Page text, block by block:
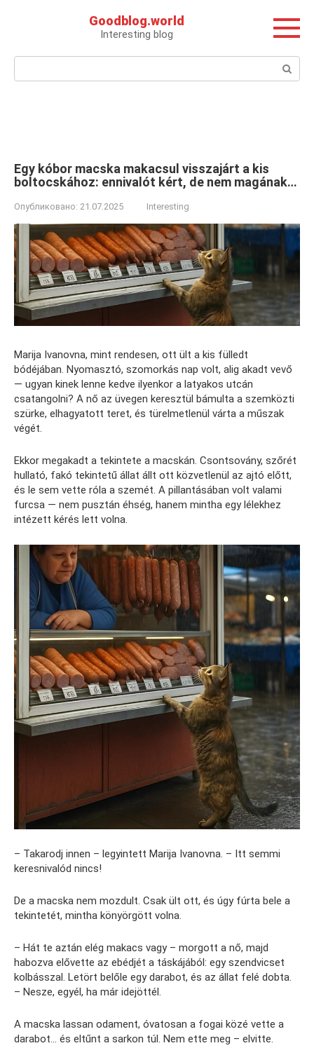
Goodblog.world
Interesting blog
Поиск:
Egy kóbor macska makacsul visszajárt a kis
boltocskához: ennivalót kért, de nem magának…
Опубликовано: 21.07.2025 Interesting
Marija Ivanovna, mint rendesen, ott ült a kis fülledt
bódéjában. Nyomasztó, szomorkás nap volt, alig akadt vevő
— ugyan kinek lenne kedve ilyenkor a latyakos utcán
csatangolni? A nő az üvegen keresztül bámulta a szemközti
szürke, elhagyatott teret, és türelmetlenül várta a műszak
végét.
Ekkor megakadt a tekintete a macskán. Csontsovány, szőrét
hullató, fakó tekintetű állat állt ott közvetlenül az ajtó előtt,
és le sem vette róla a szemét. A pillantásában volt valami
furcsa — nem pusztán éhség, hanem mintha egy lélekhez
intézett kérés lett volna.
– Takarodj innen – legyintett Marija Ivanovna. – Itt semmi
keresnivalód nincs!
De a macska nem mozdult. Csak ült ott, és úgy fúrta bele a
tekintetét, mintha könyörgött volna.
– Hát te aztán elég makacs vagy – morgott a nő, majd
habozva elővette az ebédjét a táskájából: egy szendvicset
kolbásszal. Letört belőle egy darabot, és az állat felé dobta.
– Nesze, egyél, ha már idejöttél.
A macska lassan odament, óvatosan a fogai közé vette a
darabot… és eltűnt a sarkon túl. Nem ette meg – elvitte.